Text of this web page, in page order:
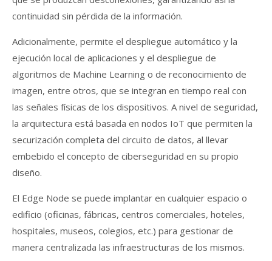
continuidad sin pérdida de la información.
Adicionalmente, permite el despliegue automático y la
ejecución local de aplicaciones y el despliegue de
algoritmos de Machine Learning o de reconocimiento de
imagen, entre otros, que se integran en tiempo real con
las señales físicas de los dispositivos. A nivel de seguridad,
la arquitectura está basada en nodos IoT que permiten la
securización completa del circuito de datos, al llevar
embebido el concepto de ciberseguridad en su propio
diseño.
El Edge Node se puede implantar en cualquier espacio o
edificio (oficinas, fábricas, centros comerciales, hoteles,
hospitales, museos, colegios, etc.) para gestionar de
manera centralizada las infraestructuras de los mismos.